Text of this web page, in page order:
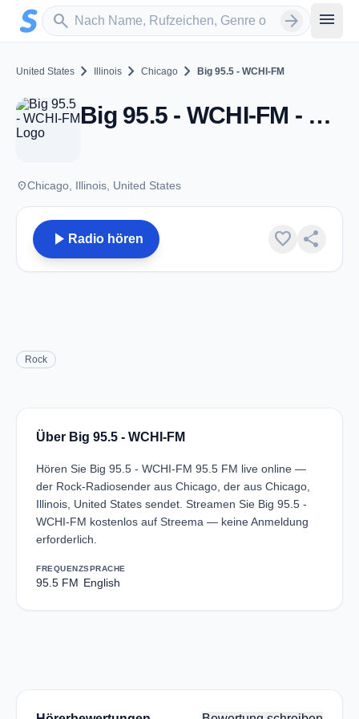
Zum Hauptinhalt springen
search
Sender suchen arrow_forward menu
United States chevron_right Illinois chevron_right Chicago chevron_right Big 95.5 - WCHI-FM
Big 95.5 - WCHI-FM - FM 95.5 - Chicago, IL
placeChicago, Illinois, United States
play_arrow Radio hören favorite share
Rock
Über Big 95.5 - WCHI-FM
Hören Sie Big 95.5 - WCHI-FM 95.5 FM live online —
der Rock-Radiosender aus Chicago, der aus Chicago,
Illinois, United States sendet. Streamen Sie Big 95.5 -
WCHI-FM kostenlos auf Streema — keine Anmeldung
erforderlich.
FREQUENZ
95.5 FM
SPRACHE
English